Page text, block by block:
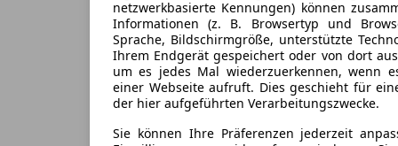
netzwerkbasierte Kennungen) können
Informationen (z. B. Browsertyp und
Sprache, Bildschirmgröße, unterstützte
Ihrem Endgerät gespeichert oder von dort
um es jedes Mal wiederzuerkennen, wenn
einer Webseite aufruft. Dies geschieht für
der hier aufgeführten Verarbeitungszwecke.
Sie können Ihre Präferenzen jederzeit